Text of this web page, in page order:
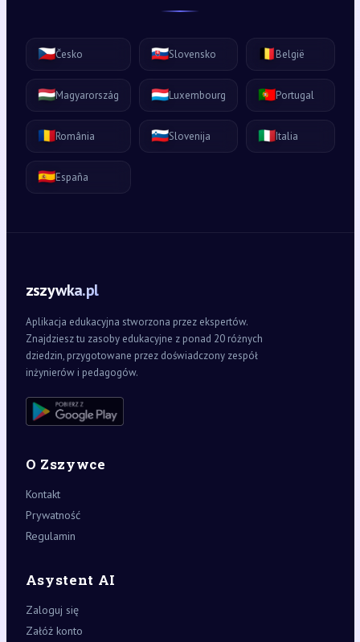
🇨🇿Česko 🇸🇰Slovensko 🇧🇪België
🇭🇺Magyarország 🇱🇺Luxembourg 🇵🇹Portugal
🇷🇴România 🇸🇮Slovenija 🇮🇹Italia
🇪🇸España
zszywka.pl
Aplikacja edukacyjna stworzona przez ekspertów.
Znajdziesz tu zasoby edukacyjne z ponad 20 różnych
dziedzin, przygotowane przez doświadczony zespół
inżynierów i pedagogów.
O Zszywce
Kontakt
Prywatność
Regulamin
Asystent AI
Zaloguj się
Załóż konto